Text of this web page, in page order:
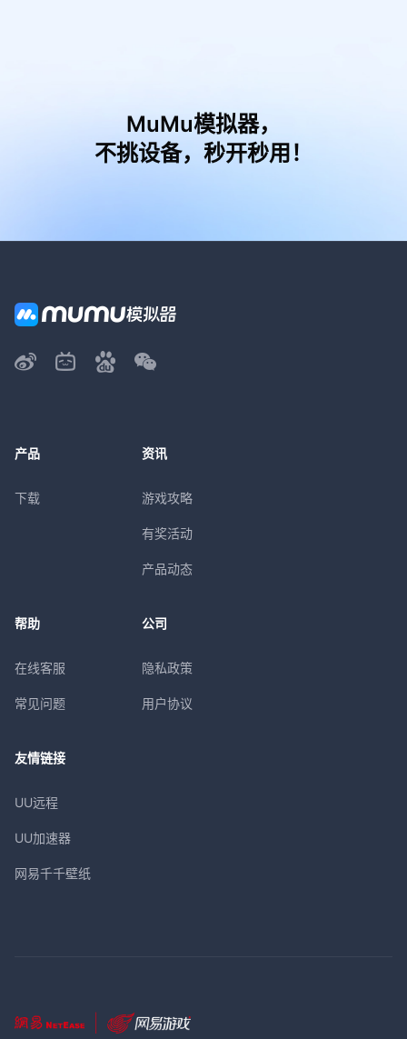
MuMu模拟器，
不挑设备，秒开秒用！
产品
下载
资讯
游戏攻略
有奖活动
产品动态
帮助
在线客服
常见问题
公司
隐私政策
用户协议
友情链接
UU远程
UU加速器
网易千千壁纸